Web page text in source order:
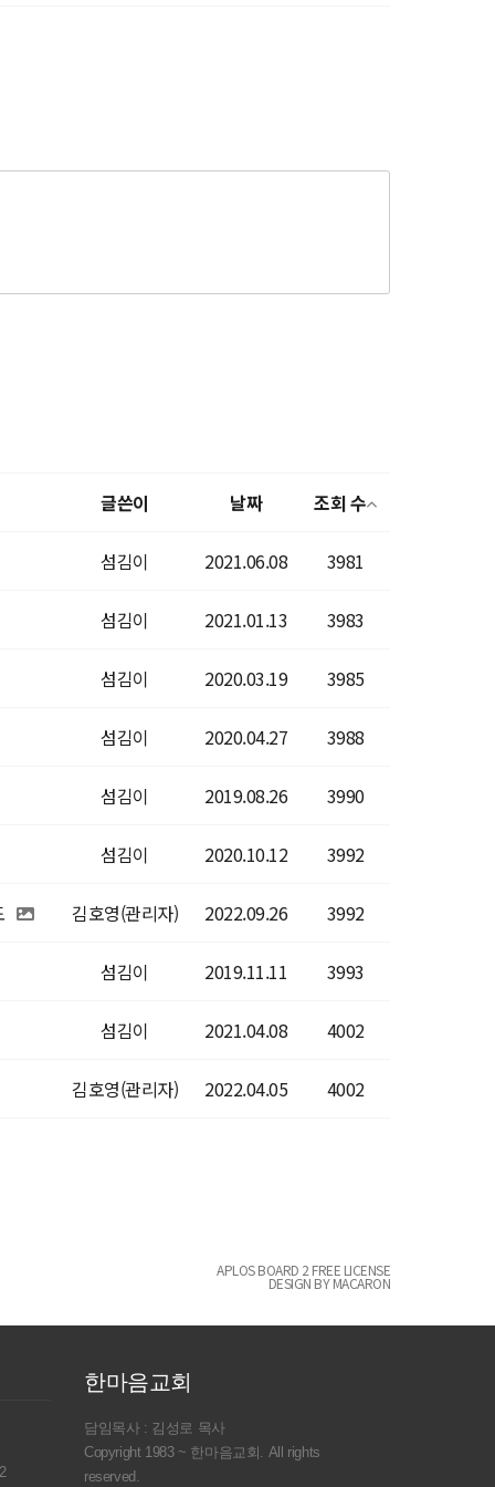
글쓴이 날짜 조회 수
섬김이 2021.06.08 3981
섬김이 2021.01.13 3983
섬김이 2020.03.19 3985
섬김이 2020.04.27 3988
섬김이 2019.08.26 3990
섬김이 2020.10.12 3992
김호영(관리자) 2022.09.26 3992
섬김이 2019.11.11 3993
섬김이 2021.04.08 4002
김호영(관리자) 2022.04.05 4002
APLOS BOARD 2 FREE LICENSE
DESIGN BY MACARON
한마음교회
담임목사 : 김성로 목사
Copyright 1983 ~ 한마음교회. All rights
reserved.